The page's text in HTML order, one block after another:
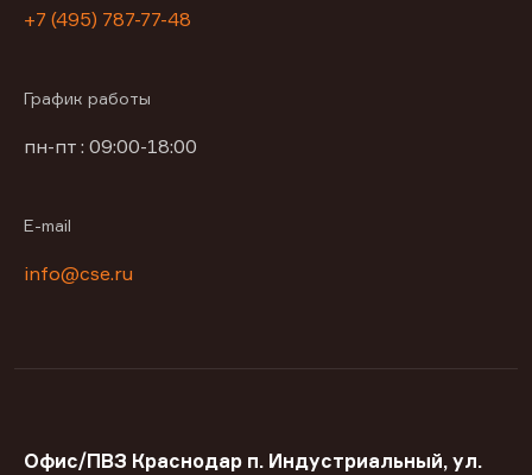
+7 (495) 787-77-48
График работы
пн-пт : 09:00-18:00
E-mail
info@cse.ru
Офис/ПВЗ Краснодар п. Индустриальный, ул.